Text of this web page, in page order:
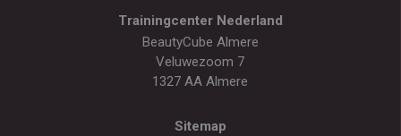
Trainingcenter Nederland
BeautyCube Almere
Veluwezoom 7
1327 AA Almere
Sitemap